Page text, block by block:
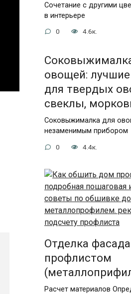
Сочетание с другими
в интерьере
0 4.6к.
овощей:
для твердых
свеклы,
Соковыжималка для
незаменимым прибором
0 4.4к.
Отделка фасада
профлистом
Расчет материалов